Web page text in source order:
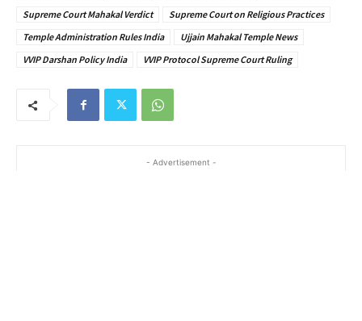
Supreme Court Mahakal Verdict
Supreme Court on Religious Practices
Temple Administration Rules India
Ujjain Mahakal Temple News
VVIP Darshan Policy India
VVIP Protocol Supreme Court Ruling
- Advertisement -